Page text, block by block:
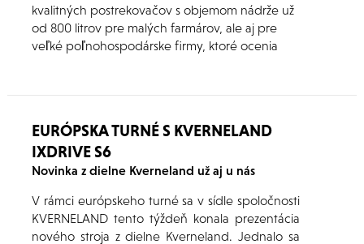
kvalitných postrekovačov s objemom nádrže už
od 800 litrov pre malých farmárov, ale aj pre
veľké poľnohospodárske firmy, ktoré ocenia
EURÓPSKA TURNÉ S KVERNELAND
IXDRIVE S6
Novinka z dielne Kverneland už aj u nás
V rámci európskeho turné sa v sídle spoločnosti
KVERNELAND tento týždeň konala prezentácia
nového stroja z dielne Kverneland. Jednalo sa